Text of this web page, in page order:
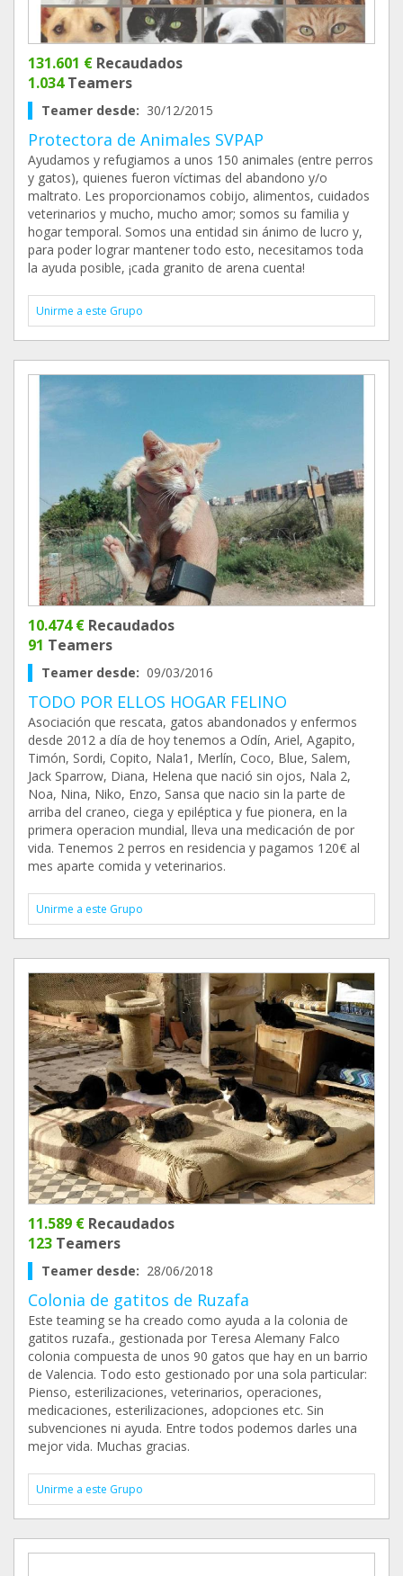
131.601 € Recaudados
1.034Teamers
Teamer desde: 30/12/2015
Protectora de Animales SVPAP
Ayudamos y refugiamos a unos 150 animales (entre perros
y gatos), quienes fueron víctimas del abandono y/o
maltrato. Les proporcionamos cobijo, alimentos, cuidados
veterinarios y mucho, mucho amor; somos su familia y
hogar temporal. Somos una entidad sin ánimo de lucro y,
para poder lograr mantener todo esto, necesitamos toda
la ayuda posible, ¡cada granito de arena cuenta!
Unirme a este Grupo
10.474 € Recaudados
91 Teamers
Teamer desde: 09/03/2016
TODO POR ELLOS HOGAR FELINO
Asociación que rescata, gatos abandonados y enfermos
desde 2012 a día de hoy tenemos a Odín, Ariel, Agapito,
Timón, Sordi, Copito, Nala1, Merlín, Coco, Blue, Salem,
Jack Sparrow, Diana, Helena que nació sin ojos, Nala 2,
Noa, Nina, Niko, Enzo, Sansa que nacio sin la parte de
arriba del craneo, ciega y epiléptica y fue pionera, en la
primera operacion mundial, lleva una medicación de por
vida. Tenemos 2 perros en residencia y pagamos 120€ al
mes aparte comida y veterinarios.
Unirme a este Grupo
11.589 € Recaudados
123 Teamers
Teamer desde: 28/06/2018
Colonia de gatitos de Ruzafa
Este teaming se ha creado como ayuda a la colonia de
gatitos ruzafa., gestionada por Teresa Alemany Falco
colonia compuesta de unos 90 gatos que hay en un barrio
de Valencia. Todo esto gestionado por una sola particular:
Pienso, esterilizaciones, veterinarios, operaciones,
medicaciones, esterilizaciones, adopciones etc. Sin
subvenciones ni ayuda. Entre todos podemos darles una
mejor vida. Muchas gracias.
Unirme a este Grupo